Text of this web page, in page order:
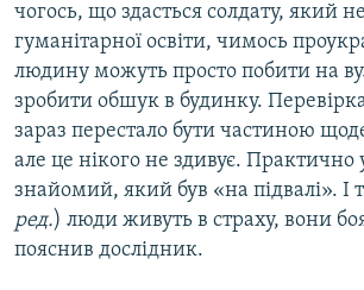
чогось, що здасться солдату, який
гуманітарної освіти, чимось
людину можуть просто побити на
зробити обшук в будинку.
зараз перестало бути частиною
але це нікого не здивує. Практично
знайомий, який був «на підвалі». І
ред.) люди живуть в страху, вони
пояснив дослідник.